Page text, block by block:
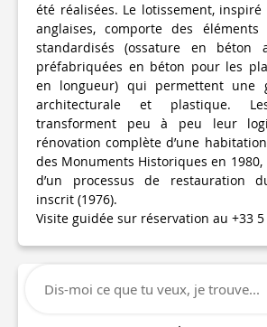
été réalisées. Le lotissement,
anglaises, comporte des
standardisés (ossature en béton
préfabriquées en béton pour les
en longueur) qui permettent une
architecturale et plastique.
transforment peu à peu leur
rénovation complète d’une
des Monuments Historiques en
d’un processus de restauration
inscrit (1976).
Visite guidée sur réservation au +33 5
Informations
Dis-moi ce que tu veux, je trouve...